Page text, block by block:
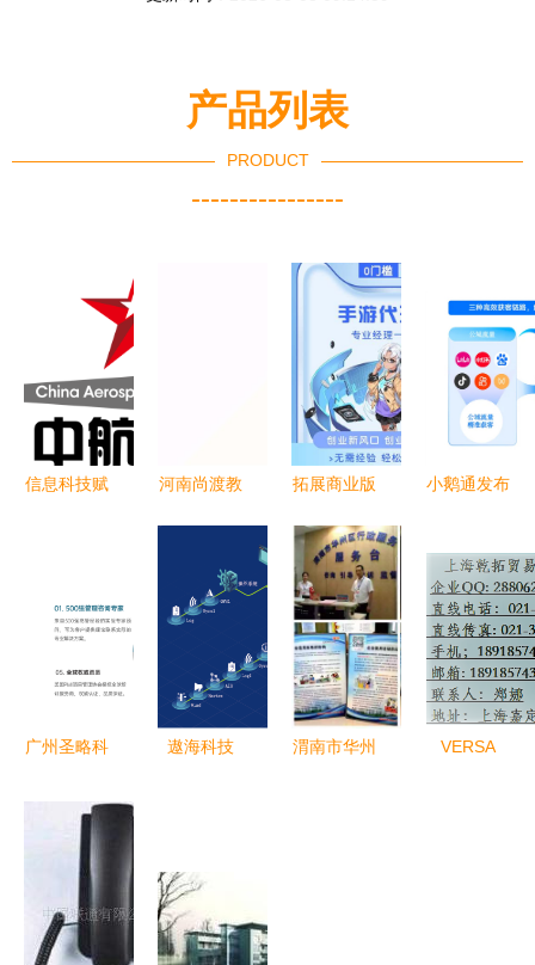
产品列表
PRODUCT
----------------
信息科技赋
河南尚渡教
亮学子未来
之路
拓展商业版
游厂家项目
带您走向成
功的信息咨
询策略
小鹅通发布
字化解决方
案，构建全
链路经营闭
环
广州圣略科
栈式项目经
理的黄埔军
遨海科技
可 助力航
运数字化转
型的关键一
渭南市华州
VERSA